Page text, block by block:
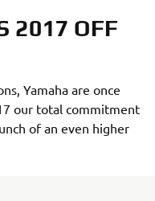
2017 OFF
Yamaha are once
our total commitment
of an even higher